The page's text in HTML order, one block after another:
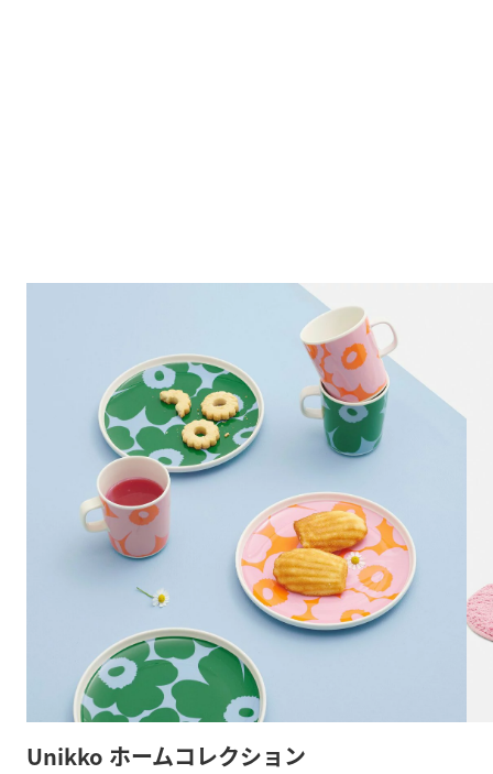
Unikko ホームコレクション